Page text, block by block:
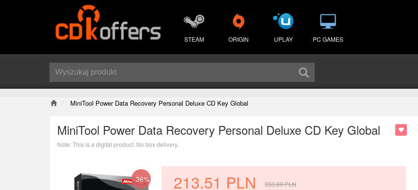
STEAM ORIGIN UPLAY PC GAMES
MiniTool Power Data Recovery Personal Deluxe CD Key Global
MiniTool Power Data Recovery Personal Deluxe CD Key Global
Note: This is a digital product. No box delivery.
-36% 213.51 PLN 333.69PLN